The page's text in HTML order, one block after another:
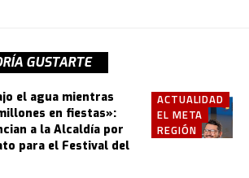
GUSTARTE
ACTUALIDAD
EL META
REGIÓN
el agua mientras
en fiestas»:
a la Alcaldía por
para el Festival del